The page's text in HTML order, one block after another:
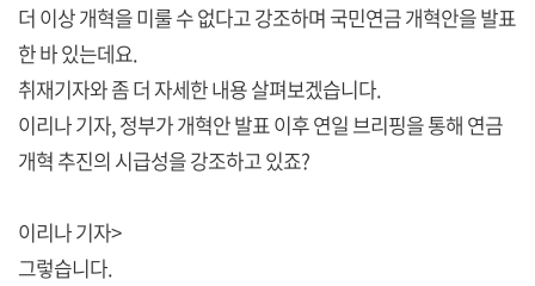
더 이상 개혁을 미룰 수 없다고 강조하며 국민연금 개혁안을 발표
한 바 있는데요.
취재기자와 좀 더 자세한 내용 살펴보겠습니다.
이리나 기자, 정부가 개혁안 발표 이후 연일 브리핑을 통해 연금
개혁 추진의 시급성을 강조하고 있죠?
이리나 기자>
그렇습니다.